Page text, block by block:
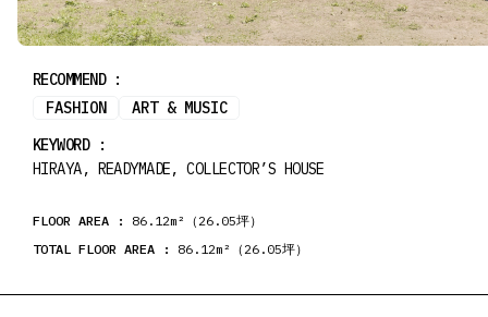
RECOMMEND :
FASHION
ART & MUSIC
KEYWORD :
HIRAYA, READYMADE, COLLECTOR’S HOUSE
FLOOR AREA : 86.12m²（26.05坪）
TOTAL FLOOR AREA : 86.12m²（26.05坪）